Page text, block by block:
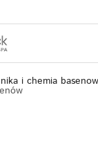
i chemia